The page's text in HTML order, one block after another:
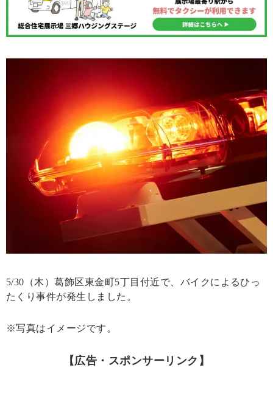
5/30（木）葛飾区東金町5丁目付近で、バイクによるひっ
たくり事件が発生しました。
※写真はイメージです。
【広告・スポンサーリンク】